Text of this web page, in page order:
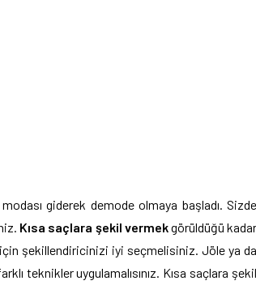
giderek demode olmaya başladı. Sizde
Kısa saçlara şekil vermekgörüldüğü kadar
için şekillendiricinizi iyi seçmelisiniz. Jöle ya da
teknikler uygulamalısınız. Kısa saçlara şekil